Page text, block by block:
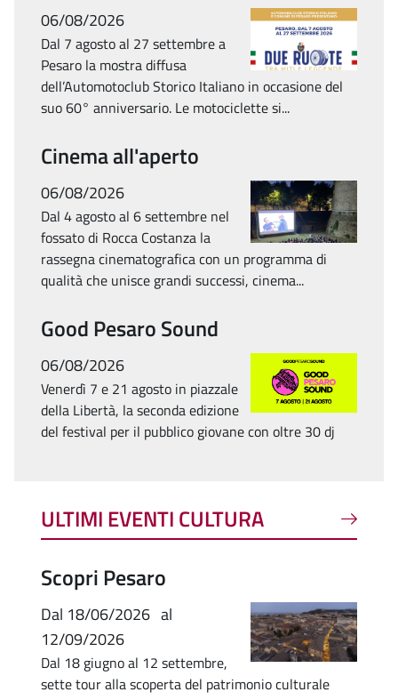
06/08/2026
Dal 7 agosto al 27 settembre a
Pesaro la mostra diffusa
dell’Automotoclub Storico Italiano in occasione del
suo 60° anniversario. Le motociclette si...
Cinema all'aperto
06/08/2026
Dal 4 agosto al 6 settembre nel
fossato di Rocca Costanza la
rassegna cinematografica con un programma di
qualità che unisce grandi successi, cinema...
Good Pesaro Sound
06/08/2026
Venerdì 7 e 21 agosto in piazzale
della Libertà, la seconda edizione
del festival per il pubblico giovane con oltre 30 dj
ULTIMI EVENTI CULTURA
Scopri Pesaro
Dal 18/06/2026 al
12/09/2026
Dal 18 giugno al 12 settembre,
sette tour alla scoperta del patrimonio culturale